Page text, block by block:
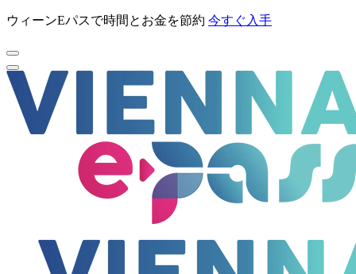
ウィーンEパスで時間とお金を節約 今すぐ入手